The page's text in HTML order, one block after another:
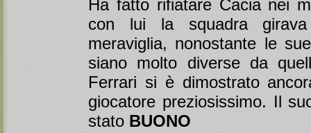
Ha fatto rifiatare Cacia nei
con lui la squadra
meraviglia, nonostante le
siano molto diverse da
Ferrari si è dimostrato
giocatore preziosissimo. Il
stato BUONO